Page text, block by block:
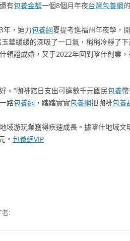
有包養金額一個8個月年夜台灣包養網
年，迪力包養網夏提考進福州年夜學，
華緩緩的深吸了一口氣，稍稍冷靜了
領證成婚，又于2022年回到喀什創業
。“咖啡館日支出可達數千元國民包養幣
路包養網 ，踏踏實實包養網把咖啡包養
域游玩業獲得疾速成長。據喀什地域文
。 包養網VIP
者: